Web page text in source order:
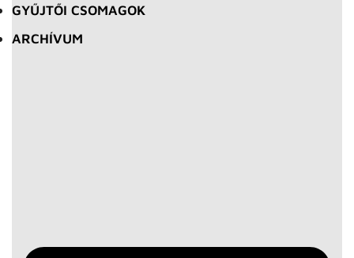
GYŰJTŐI CSOMAGOK
ARCHÍVUM